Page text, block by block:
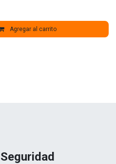
Agregar al carrito